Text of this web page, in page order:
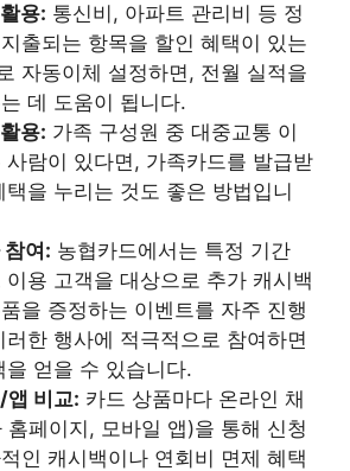
용: 통신비, 아파트 관리비 등 정
출되는 항목을 할인 혜택이 있는
자동이체 설정하면, 전월 실적을
데 도움이 됩니다.
용: 가족 구성원 중 대중교통 이
사람이 있다면, 가족카드를 발급받
택을 누리는 것도 좋은 방법입니
참여: 농협카드에서는 특정 기간
이용 고객을 대상으로 추가 캐시백
을 증정하는 이벤트를 자주 진행
러한 행사에 적극적으로 참여하면
을 얻을 수 있습니다.
앱 비교: 카드 상품마다 온라인 채
홈페이지, 모바일 앱)을 통해 신청
인 캐시백이나 연회비 면제 혜택